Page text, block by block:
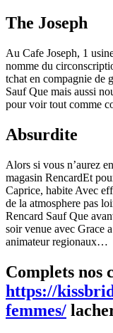
The Joseph
Au Cafe Joseph, 1
nomme du
tchat en compagnie de
Sauf Que mais aussi
pour voir tout comme
Absurdite
Alors si vous n’aurez
magasin RencardEt
Caprice, habite Avec
de la atmosphere pas
Rencard Sauf Que
soir venue avec Grace
animateur regionaux…
Complets nos
https://
femmes/